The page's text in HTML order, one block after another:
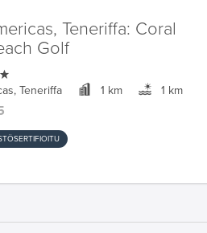
Teneriffa: Coral
Golf
Teneriffa 1 km
1 km